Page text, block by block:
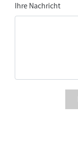
Ihre Nachricht